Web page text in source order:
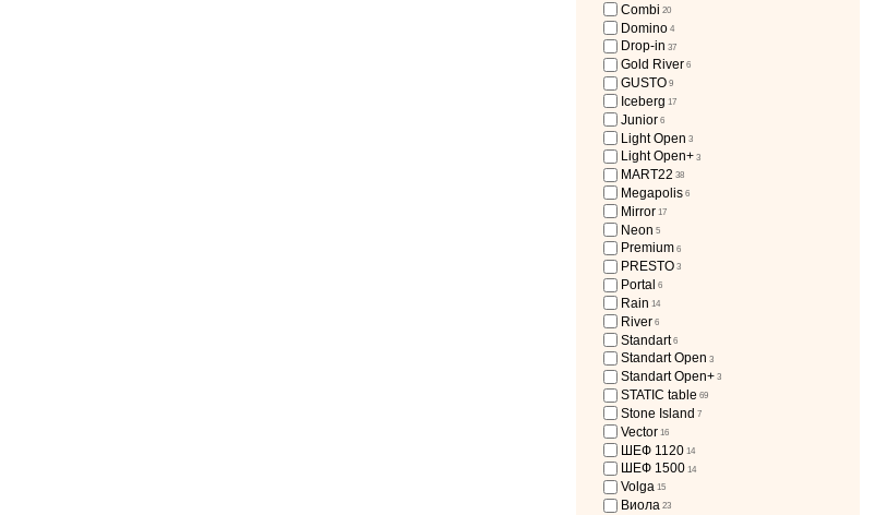
Combi 20
Domino 4
Drop-in 37
Gold River 6
GUSTO 9
Iceberg 17
Junior 6
Light Open 3
Light Open+ 3
MART22 38
Megapolis 6
Mirror 17
Neon 5
Premium 6
PRESTO 3
Portal 6
Rain 14
River 6
Standart 6
Standart Open 3
Standart Open+ 3
STATIC table 69
Stone Island 7
Vector 16
ШЕФ 1120 14
ШЕФ 1500 14
Volga 15
Виола 23